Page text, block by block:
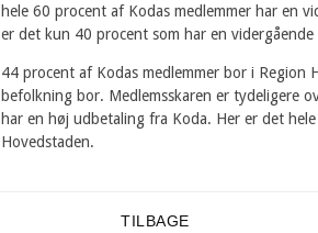
hele 60 procent af Kodas medlemmer har en
er det kun 40 procent som har en vidergående
44 procent af Kodas medlemmer bor i
befolkning bor. Medlemsskaren er tydeligere
har en høj udbetaling fra Koda. Her er det
Hovedstaden.
TILBAGE